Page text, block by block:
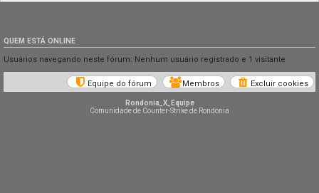
QUEM ESTÁ ONLINE
Usuários navegando neste fórum: Nenhum usuário registrado e 1 visitante
Excluir cookies
Membros
Equipe do fórum
Rondonia_X_Equipe
Comunidade de Counter-Strike de Rondonia